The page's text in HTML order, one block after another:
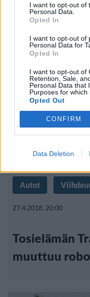
I want to opt-out of
Personal Data.
Opted In
I want to opt-out of
Personal Data for
Opted In
I want to opt-out of
Retention, Sale,
Personal Data that
Purposes for which
Opted Out
CONFIRM
Data Deletion
roboteista
lentokoneiksi!
Autot
27.4.2018, 20:00
Tosielämän
muuttuu